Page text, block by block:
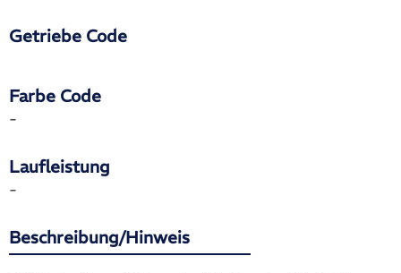
Getriebe Code
Farbe Code
Laufleistung
-
-
Beschreibung/Hinweis